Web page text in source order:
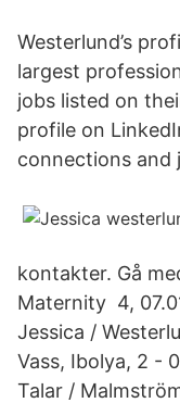
Westerlund’s
largest
jobs listed on
profile on
connections and
kontakter. Gå
Maternity 4,
Jessica /
Vass, Ibolya, 2 -
Talar /